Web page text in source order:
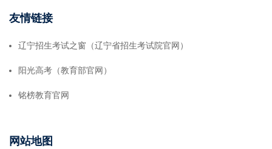
友情链接
辽宁招生考试之窗（辽宁省招生考试院官网）
阳光高考（教育部官网）
铭榜教育官网
网站地图